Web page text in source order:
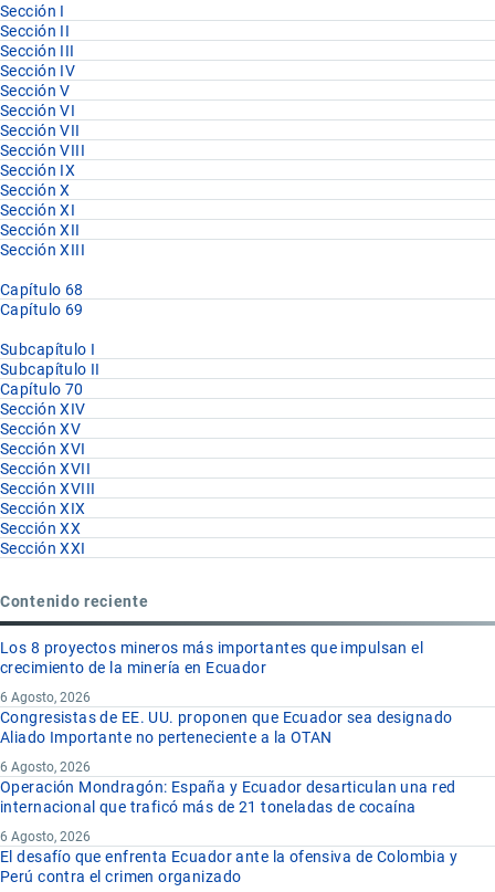
Sección I
Sección II
Sección III
Sección IV
Sección V
Sección VI
Sección VII
Sección VIII
Sección IX
Sección X
Sección XI
Sección XII
Sección XIII
Capítulo 68
Capítulo 69
Subcapítulo I
Subcapítulo II
Capítulo 70
Sección XIV
Sección XV
Sección XVI
Sección XVII
Sección XVIII
Sección XIX
Sección XX
Sección XXI
Contenido reciente
Los 8 proyectos mineros más importantes que impulsan el
crecimiento de la minería en Ecuador
6 Agosto, 2026
Congresistas de EE. UU. proponen que Ecuador sea designado
Aliado Importante no perteneciente a la OTAN
6 Agosto, 2026
Operación Mondragón: España y Ecuador desarticulan una red
internacional que traficó más de 21 toneladas de cocaína
6 Agosto, 2026
El desafío que enfrenta Ecuador ante la ofensiva de Colombia y
Perú contra el crimen organizado